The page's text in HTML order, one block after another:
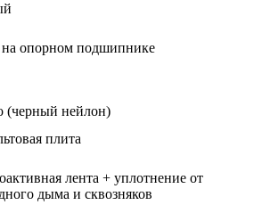
опорном подшипнике
(черный нейлон)
плита
лента + уплотнение от
дыма и сквозняков